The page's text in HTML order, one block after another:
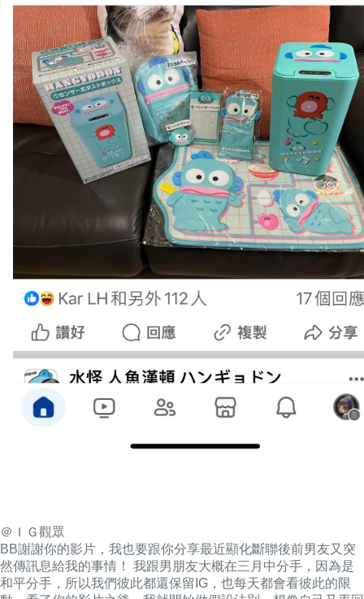
＠ＩＧ觀眾
BB謝謝你的影片，我也要跟你分享最近顯化斷聯後前男友又突
然傳訊息給我的事情！ 我跟男朋友大概在三月中分手 ， 因為是
和平分手，所以我們彼此都還保留IG ， 也每天都會看彼此的限